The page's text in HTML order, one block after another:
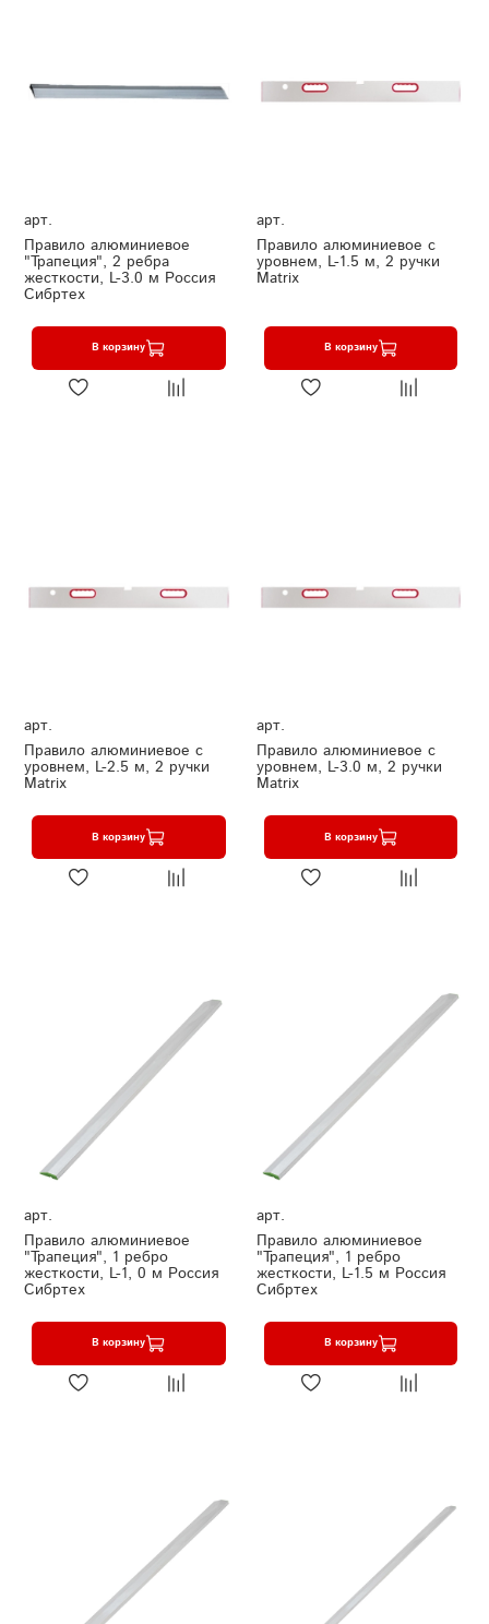
арт.
Правило алюминиевое
"Трапеция", 2 ребра
жесткости, L-3.0 м Россия
Сибртех
В корзину
арт.
Правило алюминиевое с
уровнем, L-1.5 м, 2 ручки
Matrix
В корзину
арт.
Правило алюминиевое с
уровнем, L-2.5 м, 2 ручки
Matrix
В корзину
арт.
Правило алюминиевое с
уровнем, L-3.0 м, 2 ручки
Matrix
В корзину
арт.
Правило алюминиевое
"Трапеция", 1 ребро
жесткости, L-1, 0 м Россия
Сибртех
В корзину
арт.
Правило алюминиевое
"Трапеция", 1 ребро
жесткости, L-1.5 м Россия
Сибртех
В корзину